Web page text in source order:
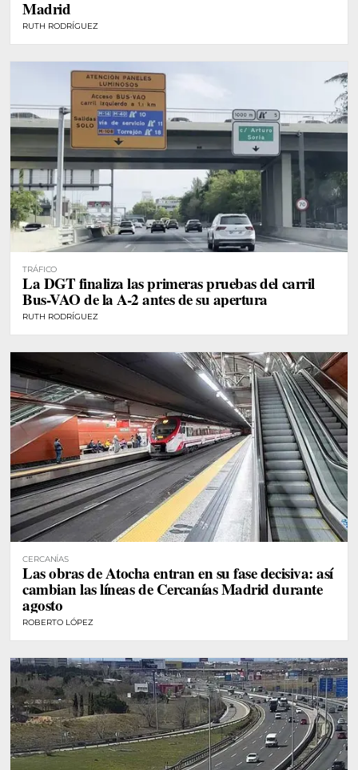
Madrid
RUTH RODRÍGUEZ
TRÁFICO
La DGT finaliza las primeras pruebas del carril
Bus-VAO de la A-2 antes de su apertura
RUTH RODRÍGUEZ
CERCANÍAS
Las obras de Atocha entran en su fase decisiva: así
cambian las líneas de Cercanías Madrid durante
agosto
ROBERTO LÓPEZ